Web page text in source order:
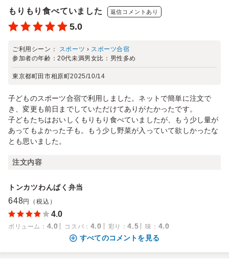
もりもり食べていました 返信コメントあり
5.0
ご利用シーン： スポーツ › スポーツ合宿
参加者の年齢：20代未満男女比： 男性多め
東京都町田市相原町2025/10/14
子どものスポーツ合宿で利用しました。ネットで簡単に注文で
き、変更も前日までしていただけてありがたかったです。
子どもたちはおいしくもりもり食べていましたが、もう少し量が
あってもよかった子も。もう少し野菜が入っていて欲しかったな
とも思いました。
注文内容
トンカツわんぱく弁当
648円（税込）
4.0
ボリューム ： 4.0 コスパ ： 4.0 彩り ：4.5 味 ： 4.0
すべてのコメントを見る